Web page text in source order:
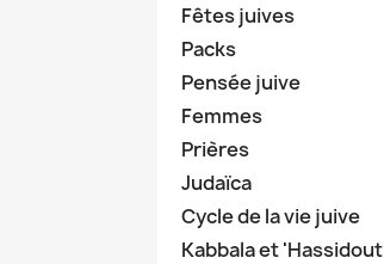
Fêtes juives
Packs
Pensée juive
Femmes
Prières
Judaïca
Cycle de la vie juive
Kabbala et 'Hassidout